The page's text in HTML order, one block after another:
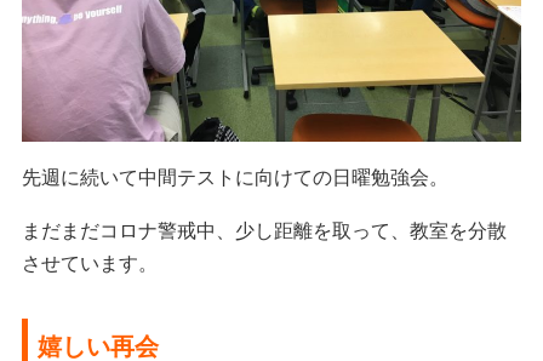
先週に続いて中間テストに向けての日曜勉強会。
まだまだコロナ警戒中、少し距離を取って、教室を分散
させています。
嬉しい再会